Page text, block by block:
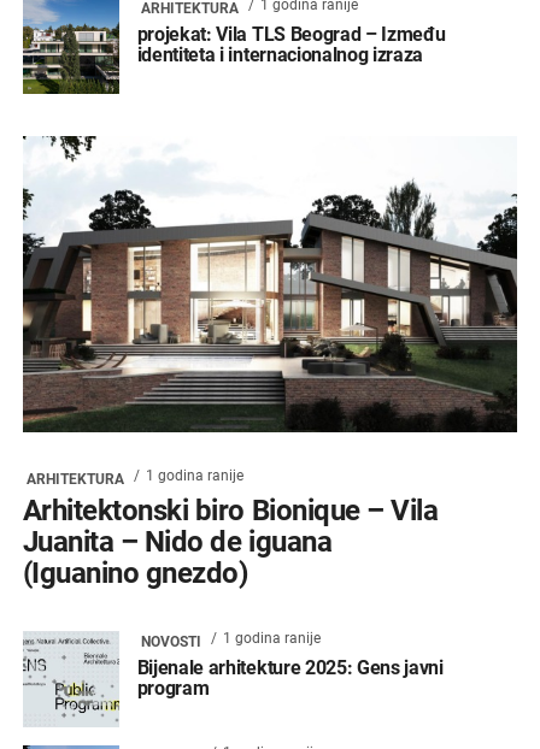
ARHITEKTURA 1 godina ranije
projekat: Vila TLS Beograd – Između
identiteta i internacionalnog izraza
ARHITEKTURA 1 godina ranije
Arhitektonski biro Bionique – Vila
Juanita – Nido de iguana
(Iguanino gnezdo)
NOVOSTI 1 godina ranije
Bijenale arhitekture 2025: Gens javni
program